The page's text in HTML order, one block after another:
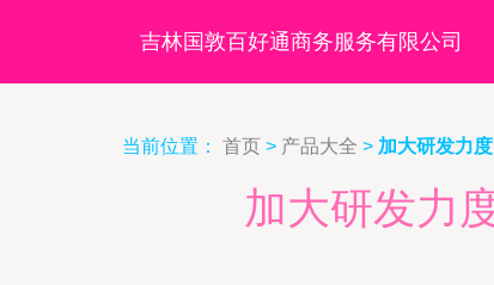
吉林国敦百好通商务服务有限公司
当前位置： 首页 > 产品大全 > 加大研发力
加大研发力